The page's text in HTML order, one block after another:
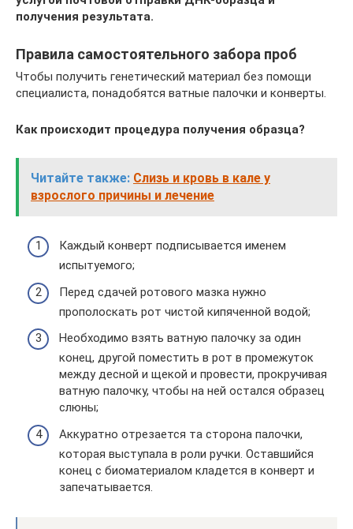
получения результата.
Правила самостоятельного забора проб
Чтобы получить генетический материал без помощи
специалиста, понадобятся ватные палочки и конверты.
Как происходит процедура получения образца?
Читайте также: Слизь и кровь в кале у
взрослого причины и лечение
Каждый конверт подписывается именем
испытуемого;
Перед сдачей ротового мазка нужно
прополоскать рот чистой кипяченной водой;
Необходимо взять ватную палочку за один
конец, другой поместить в рот в промежуток
между десной и щекой и провести, прокручивая
ватную палочку, чтобы на ней остался образец
слюны;
Аккуратно отрезается та сторона палочки,
которая выступала в роли ручки. Оставшийся
конец с биоматериалом кладется в конверт и
запечатывается.